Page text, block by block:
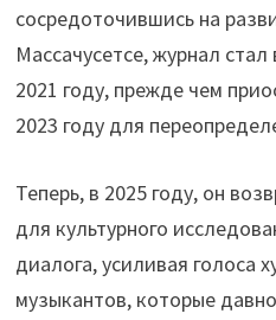
сосредоточившись на
Массачусетсе, журнал
2021 году, прежде чем
2023 году для
Теперь, в 2025 году, он
для культурного
диалога, усиливая голоса
музыкантов, которые